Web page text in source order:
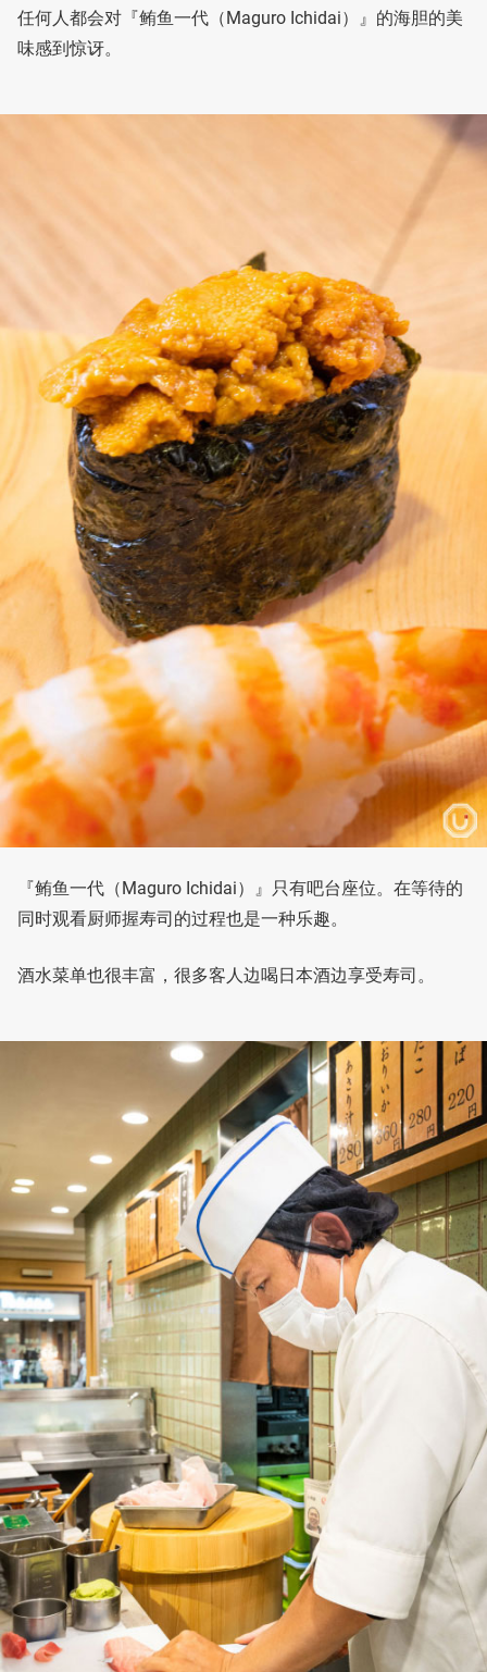
任何人都会对『鲔鱼一代（Maguro Ichidai）』的海胆的美
味感到惊讶。
『鲔鱼一代（Maguro Ichidai）』只有吧台座位。在等待的
同时观看厨师握寿司的过程也是一种乐趣。
酒水菜单也很丰富，很多客人边喝日本酒边享受寿司。